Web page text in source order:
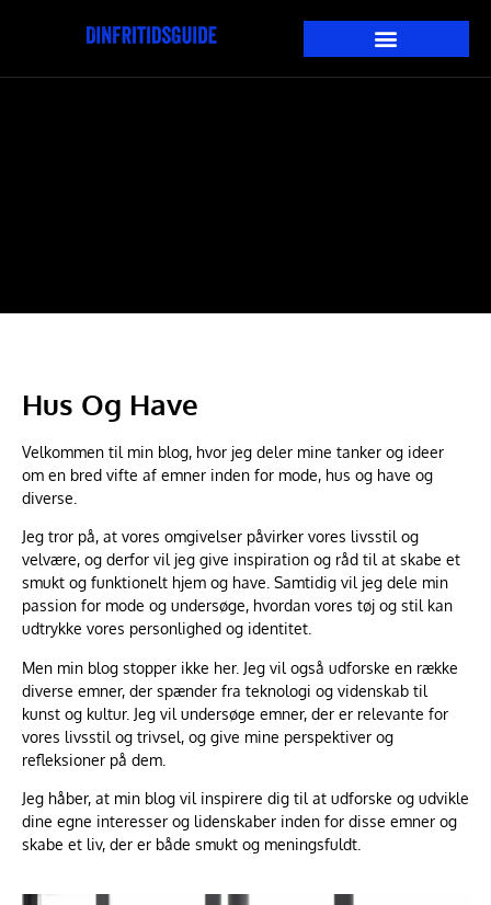
Hus Og Have
Velkommen til min blog, hvor jeg deler mine tanker og ideer
om en bred vifte af emner inden for mode, hus og have og
diverse.
Jeg tror på, at vores omgivelser påvirker vores livsstil og
velvære, og derfor vil jeg give inspiration og råd til at skabe et
smukt og funktionelt hjem og have. Samtidig vil jeg dele min
passion for mode og undersøge, hvordan vores tøj og stil kan
udtrykke vores personlighed og identitet.
Men min blog stopper ikke her. Jeg vil også udforske en række
diverse emner, der spænder fra teknologi og videnskab til
kunst og kultur. Jeg vil undersøge emner, der er relevante for
vores livsstil og trivsel, og give mine perspektiver og
refleksioner på dem.
Jeg håber, at min blog vil inspirere dig til at udforske og udvikle
dine egne interesser og lidenskaber inden for disse emner og
skabe et liv, der er både smukt og meningsfuldt.